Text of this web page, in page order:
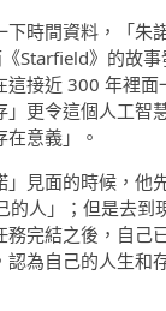
下時間資料，「朱
《Starfield》的故
這接近 300 年裡面
更令這個人工智
意義」。
見面的時候，他
的人」；但是去到
務完結之後，自己
認為自己的人生和